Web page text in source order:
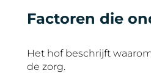
Factoren die
Het hof beschrijft
de zorg.